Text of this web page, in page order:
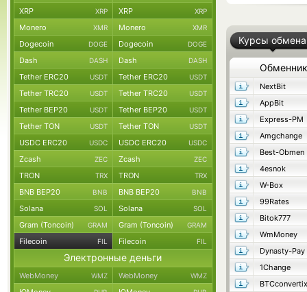
Курсы обмена
Обменник
NextBit
AppBit
Express-PM
Amgchange
Best-Obmen
4esnok
W-Box
99Rates
Bitok777
WmMoney
Dynasty-Pay
1Change
BTCconvertix
XRP XRP XRP XRP
Monero XMR Monero XMR
Dogecoin DOGE Dogecoin DOGE
Dash DASH Dash DASH
Tether ERC20 USDT Tether ERC20 USDT
Tether TRC20 USDT Tether TRC20 USDT
Tether BEP20 USDT Tether BEP20 USDT
Tether TON USDT Tether TON USDT
USDC ERC20 USDC USDC ERC20 USDC
Zcash ZEC Zcash ZEC
TRON TRX TRON TRX
BNB BEP20 BNB BNB BEP20 BNB
Solana SOL Solana SOL
Gram (Toncoin) GRAM Gram (Toncoin) GRAM
Filecoin FIL Filecoin FIL
Электронные деньги
WebMoney WMZ WebMoney WMZ